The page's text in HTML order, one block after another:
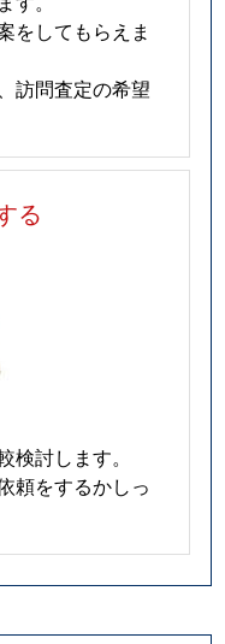
をしてもらえま
訪問査定の希望
る
討します。
頼をするかしっ